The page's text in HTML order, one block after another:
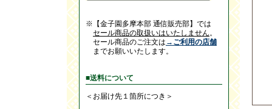
※【金子園多摩本部 通信販売部】では
セール商品の取扱いはいたしません。
セール商品のご注文は →ご利用の店舗
までお願いいたします。
■送料について
＜お届け先１箇所につき＞